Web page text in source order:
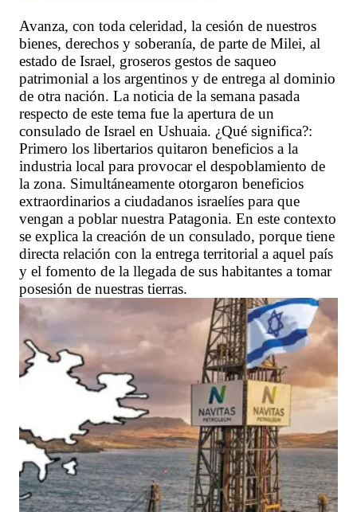
Avanza, con toda celeridad, la cesión de nuestros
bienes, derechos y soberanía, de parte de Milei, al
estado de Israel, groseros gestos de saqueo
patrimonial a los argentinos y de entrega al dominio
de otra nación. La noticia de la semana pasada
respecto de este tema fue la apertura de un
consulado de Israel en Ushuaia. ¿Qué significa?:
Primero los libertarios quitaron beneficios a la
industria local para provocar el despoblamiento de
la zona. Simultáneamente otorgaron beneficios
extraordinarios a ciudadanos israelíes para que
vengan a poblar nuestra Patagonia. En este contexto
se explica la creación de un consulado, porque tiene
directa relación con la entrega territorial a aquel país
y el fomento de la llegada de sus habitantes a tomar
posesión de nuestras tierras.